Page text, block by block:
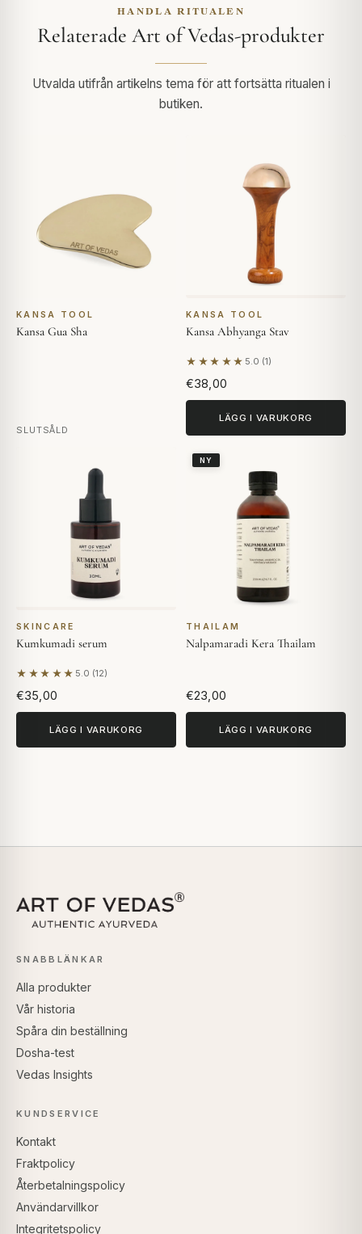
HANDLA RITUALEN
Relaterade Art of Vedas-produkter
Utvalda utifrån artikelns tema för att fortsätta ritualen i
butiken.
KANSA TOOL
Kansa Gua Sha
SLUTSÅLD
KANSA TOOL
Kansa Abhyanga Stav
★★★★★ 5.0 (1)
Baserat på 1 recension
€38,00
LÄGG I VARUKORG
SKINCARE
Kumkumadi serum
★★★★★ 5.0 (12)
Baserat på 12 recensioner
€35,00
LÄGG I VARUKORG
NY
THAILAM
Nalpamaradi Kera Thailam
€23,00
LÄGG I VARUKORG
SNABBLÄNKAR
Alla produkter
Vår historia
Spåra din beställning
Dosha-test
Vedas Insights
KUNDSERVICE
Kontakt
Fraktpolicy
Återbetalningspolicy
Användarvillkor
Integritetspolicy